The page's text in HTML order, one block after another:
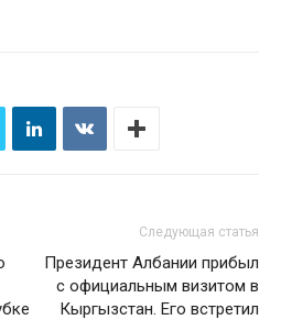
Следующая статья
Президент Албании прибыл
с официальным визитом в
Кыргызстан. Его встретил